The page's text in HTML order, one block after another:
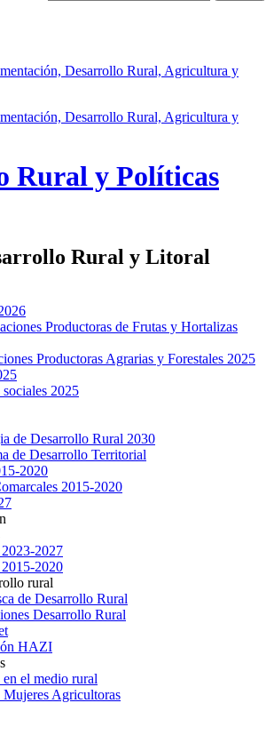
Desarrollo Rural, Agricultura y
Desarrollo Rural, Agricultura y
Rural y Políticas
Rural y Litoral
Productoras de Frutas y Hortalizas
Productoras Agrarias y Forestales 2025
2025
de Desarrollo Rural 2030
de Desarrollo Territorial
2020
2015-2020
2027
2020
rural
de Desarrollo Rural
Desarrollo Rural
HAZI
el medio rural
Mujeres Agricultoras